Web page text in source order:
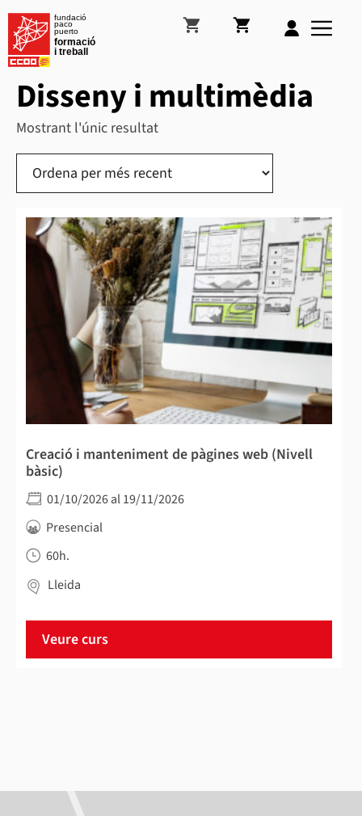
Vés
contingut
Disseny i multimèdia
Mostrant l'únic resultat
Creació i manteniment de pàgines web (Nivell
bàsic)
01/10/2026 al 19/11/2026
Presencial
60h.
Lleida
Veure curs